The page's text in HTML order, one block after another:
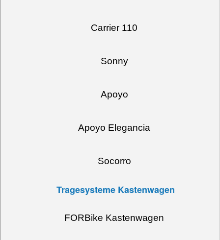
Carrier 110
Sonny
Apoyo
Apoyo Elegancia
Socorro
Tragesysteme Kastenwagen
FORBike Kastenwagen